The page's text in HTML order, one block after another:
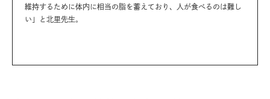
維持するために体内に相当の脂を蓄えており、人が食べるのは難し
い」と北里先生。